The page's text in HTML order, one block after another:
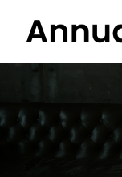
content